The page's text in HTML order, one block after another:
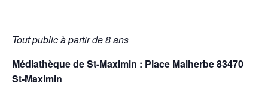
Tout public à partir de 8 ans
Médiathèque de St-Maximin : Place Malherbe 83470
St-Maximin